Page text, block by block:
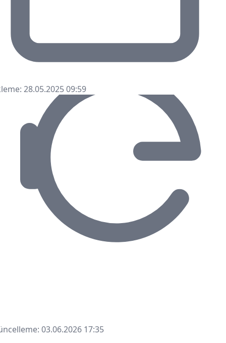
28.05.2025 09:59
03.06.2026 17:35